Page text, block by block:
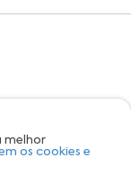
melhor
os cookies e